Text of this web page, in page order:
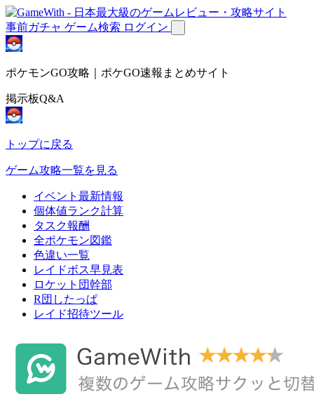
事前ガチャ ゲーム検索 ログイン
ポケモンGO攻略｜ポケGO速報まとめサイト
掲示板Q&A
トップに戻る
ゲーム攻略一覧を見る
イベント最新情報
個体値ランク計算
タスク報酬
全ポケモン図鑑
色違い一覧
レイドボス早見表
ロケット団幹部
R団したっぱ
レイド招待ツール